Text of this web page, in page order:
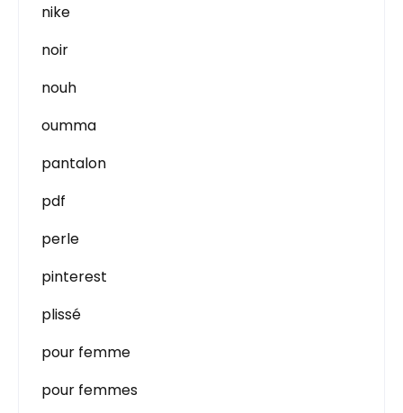
nike
noir
nouh
oumma
pantalon
pdf
perle
pinterest
plissé
pour femme
pour femmes